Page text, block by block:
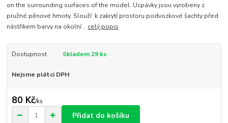
on the surrounding surfaces of the model. Ucpávky jsou vyrobeny z
pružné pěnové hmoty. Slouží k zakrytí prostoru podvozkové šachty před
nástřikem barvy na okolní... celý popis
Dostupnost Skladem 29 ks
Nejsme plátci DPH
80 Kč/ks
Přidat do košíku